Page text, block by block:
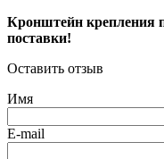
Кронштейн крепления
поставки!
Оставить отзыв
Имя
E-mail